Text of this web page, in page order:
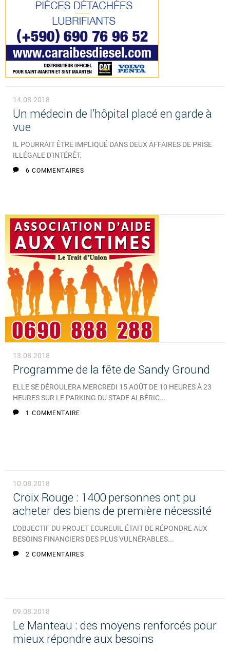
14.08.2018
Un médecin de l'hôpital placé en garde à
vue
IL POURRAIT ÊTRE IMPLIQUÉ DANS DEUX AFFAIRES DE PRISE
ILLÉGALE D'INTÉRÊT.
6 COMMENTAIRES
13.08.2018
Programme de la fête de Sandy Ground
ELLE SE DÉROULERA MERCREDI 15 AOÛT DE 10 HEURES À 23
HEURES SUR LE PARKING DU STADE ALBÉRIC...
1 COMMENTAIRE
10.08.2018
Croix Rouge : 1400 personnes ont pu
acheter des biens de première nécessité
L'OBJECTIF DU PROJET ECUREUIL ÉTAIT DE RÉPONDRE AUX
BESOINS FINANCIERS DES PLUS VULNÉRABLES...
2 COMMENTAIRES
09.08.2018
Le Manteau : des moyens renforcés pour
mieux répondre aux besoins